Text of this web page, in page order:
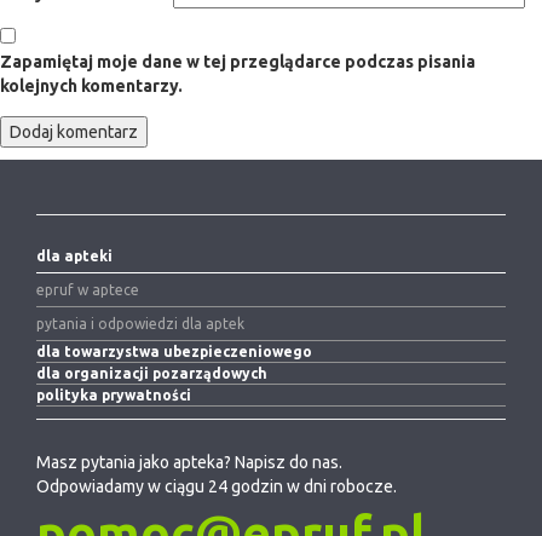
Zapamiętaj moje dane w tej przeglądarce podczas pisania
kolejnych komentarzy.
dla apteki
epruf w aptece
pytania i odpowiedzi dla aptek
dla towarzystwa ubezpieczeniowego
dla organizacji pozarządowych
polityka prywatności
Masz pytania jako apteka? Napisz do nas.
Odpowiadamy w ciągu 24 godzin w dni robocze.